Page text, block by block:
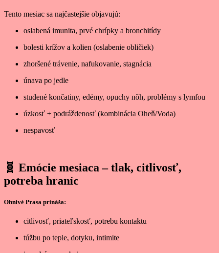
Tento mesiac sa najčastejšie objavujú:
oslabená imunita, prvé chrípky a bronchitídy
bolesti krížov a kolien (oslabenie obličiek)
zhoršené trávenie, nafukovanie, stagnácia
únava po jedle
studené končatiny, edémy, opuchy nôh, problémy s lymfou
úzkosť + podráždenosť (kombinácia Oheň/Voda)
nespavosť
🧬 Emócie mesiaca – tlak, citlivosť,
potreba hraníc
Ohnivé Prasa prináša:
citlivosť, priateľskosť, potrebu kontaktu
túžbu po teple, dotyku, intimite